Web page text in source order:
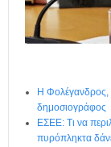
Η Φολέγανδρος,
δημοσιογράφος
ΕΣΕΕ: Τι να
πυρόπληκτα